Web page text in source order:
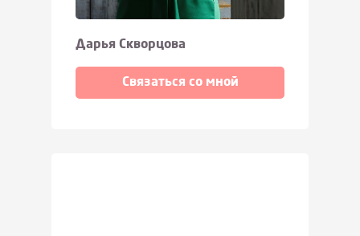
Дарья Скворцова
Связаться со мной